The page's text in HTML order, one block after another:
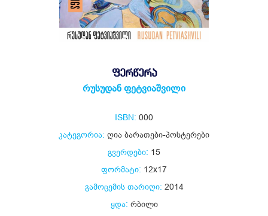
ᲤᲔᲠᲬᲔᲠᲐ
რუსუდან ფეტვიაშვილი
ISBN: 000
კატეგორია: ღია ბარათები-პოსტერები
გვერდები: 15
ფორმატი: 12x17
გამოცემის თარიღი: 2014
ყდა: რბილი